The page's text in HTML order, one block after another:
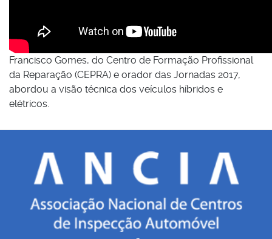
Francisco Gomes, do Centro de Formação Profissional
da Reparação (CEPRA) e orador das Jornadas 2017,
abordou a visão técnica dos veículos híbridos e
elétricos.